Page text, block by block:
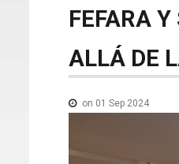
FEFARA Y
ALLÁ DE
on 01 Sep 2024